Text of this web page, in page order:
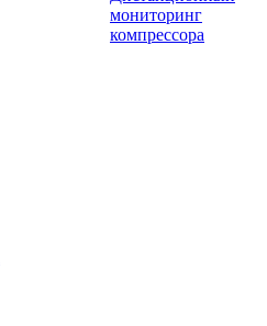
мониторинг
компрессора